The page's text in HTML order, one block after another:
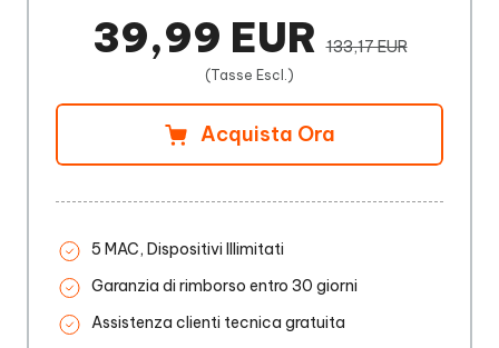
39,99 EUR133,17 EUR
(Tasse Escl.)
Acquista Ora
5 MAC, Dispositivi Illimitati
Garanzia di rimborso entro 30 giorni
Assistenza clienti tecnica gratuita